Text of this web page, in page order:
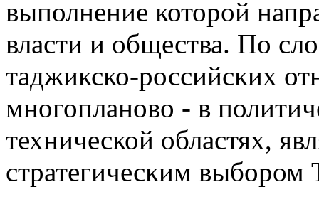
выполнение которой
власти и общества. По
таджикско-российских
многопланово - в
технической областях,
стратегическим выбором